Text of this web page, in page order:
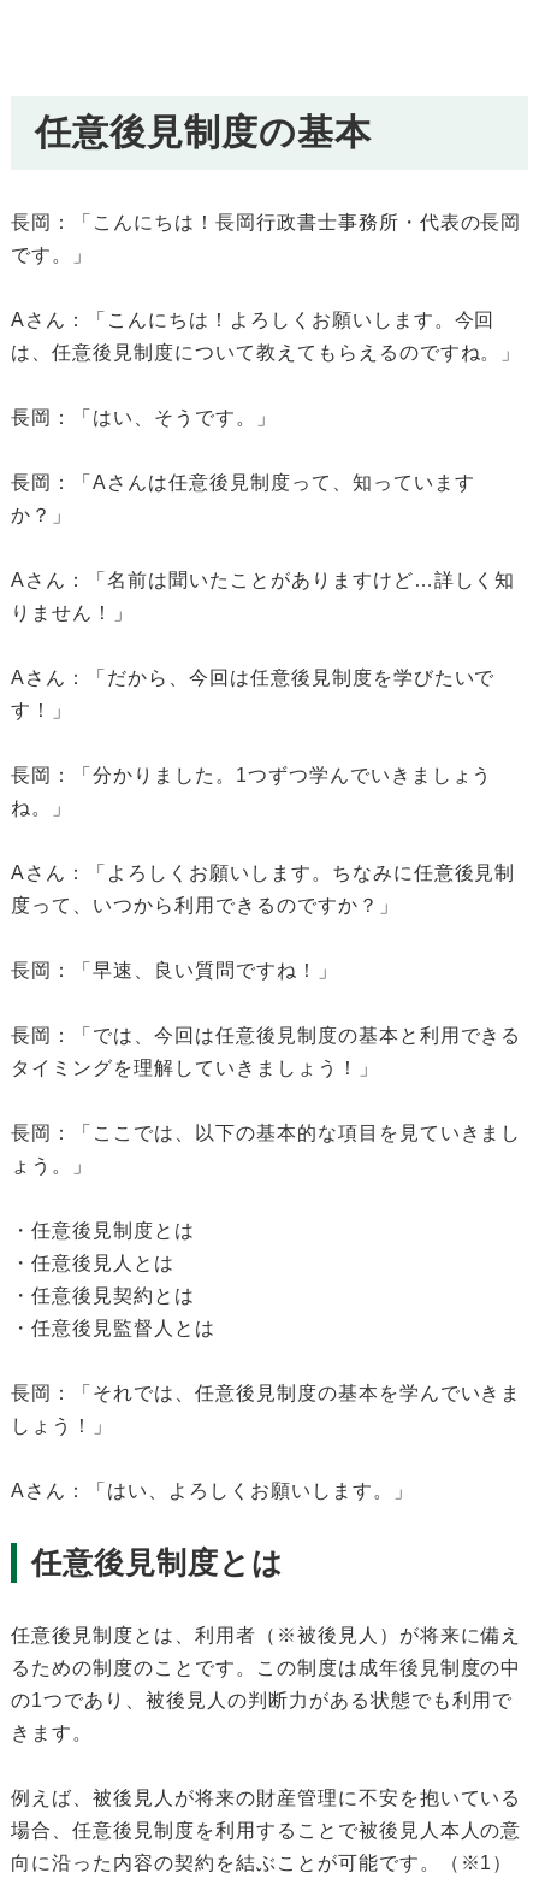
任意後見制度の基本
長岡：「こんにちは！長岡行政書士事務所・代表の長岡
です。」
Aさん：「こんにちは！よろしくお願いします。今回
は、任意後見制度について教えてもらえるのですね。」
長岡：「はい、そうです。」
長岡：「Aさんは任意後見制度って、知っています
か？」
Aさん：「名前は聞いたことがありますけど…詳しく知
りません！」
Aさん：「だから、今回は任意後見制度を学びたいで
す！」
長岡：「分かりました。1つずつ学んでいきましょう
ね。」
Aさん：「よろしくお願いします。ちなみに任意後見制
度って、いつから利用できるのですか？」
長岡：「早速、良い質問ですね！」
長岡：「では、今回は任意後見制度の基本と利用できる
タイミングを理解していきましょう！」
長岡：「ここでは、以下の基本的な項目を見ていきまし
ょう。」
・任意後見制度とは
・任意後見人とは
・任意後見契約とは
・任意後見監督人とは
長岡：「それでは、任意後見制度の基本を学んでいきま
しょう！」
Aさん：「はい、よろしくお願いします。」
任意後見制度とは
任意後見制度とは、利用者（※被後見人）が将来に備え
るための制度のことです。この制度は成年後見制度の中
の1つであり、被後見人の判断力がある状態でも利用で
きます。
例えば、被後見人が将来の財産管理に不安を抱いている
場合、任意後見制度を利用することで被後見人本人の意
向に沿った内容の契約を結ぶことが可能です。（※1）